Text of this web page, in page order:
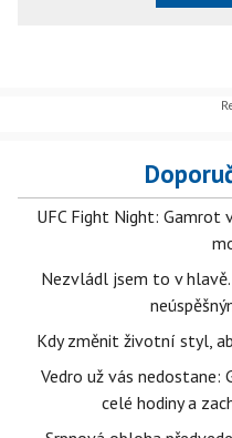
UFC Fight Night: Gamrot
Nezvládl jsem to v
Kdy změnit životní styl,
Vedro už vás
celé hodiny a